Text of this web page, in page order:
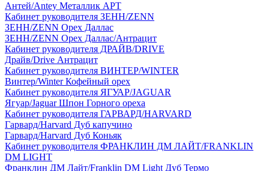
Антей/Antey Металлик АРТ
Кабинет руководителя ЗЕНН/ZENN
ЗЕНН/ZENN Орех Даллас
ЗЕНН/ZENN Орех Даллас/Антрацит
Кабинет руководителя ДРАЙВ/DRIVE
Драйв/Drive Антрацит
Кабинет руководителя ВИНТЕР/WINTER
Винтер/Winter Кофейный орех
Кабинет руководителя ЯГУАР/JAGUAR
Ягуар/Jaguar Шпон Горного ореха
Кабинет руководителя ГАРВАРД/HARVARD
Гарвард/Harvard Дуб капучино
Гарвард/Harvard Дуб Коньяк
Кабинет руководителя ФРАНКЛИН ДМ ЛАЙТ/FRANKLIN
DM LIGHT
Франклин ДМ Лайт/Franklin DM Light Дуб Термо